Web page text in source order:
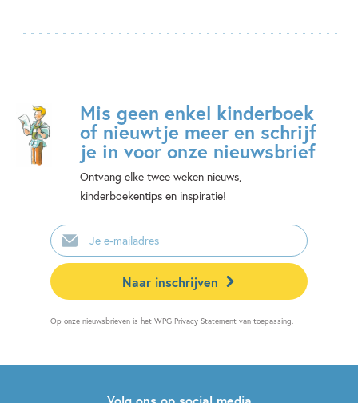
Mis geen enkel kinderboek
of nieuwtje meer en schrijf
je in voor onze nieuwsbrief
Ontvang elke twee weken nieuws,
kinderboekentips en inspiratie!
E-
mailadres
Naar inschrijven
Op onze nieuwsbrieven is hetWPG Privacy Statement van toepassing.